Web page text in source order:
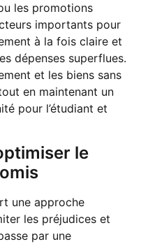
les promotions
importants pour
à la fois claire et
dépenses superflues.
et les biens sans
en maintenant un
pour l’étudiant et
le
une approche
les préjudices et
par une